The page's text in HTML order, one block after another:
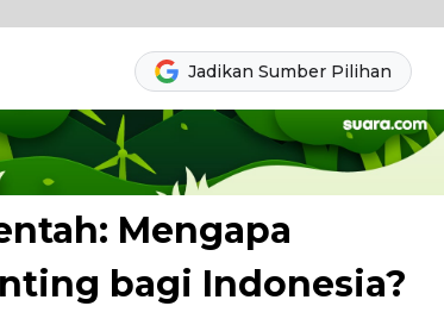
Jadikan Sumber Pilihan
Mengapa
bagi Indonesia?